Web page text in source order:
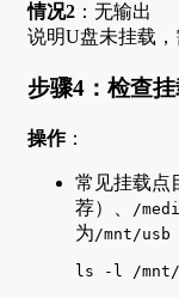
情况2 ：无输出
说明U盘未挂载，
步骤4：检查
操作：
常见挂载点
荐）、
/
为 /mnt/usb
ls -l /mnt/